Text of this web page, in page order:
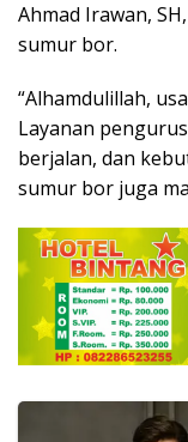
Ahmad Irawan,
sumur bor.
“Alhamdulillah,
Layanan
berjalan, dan
sumur bor juga